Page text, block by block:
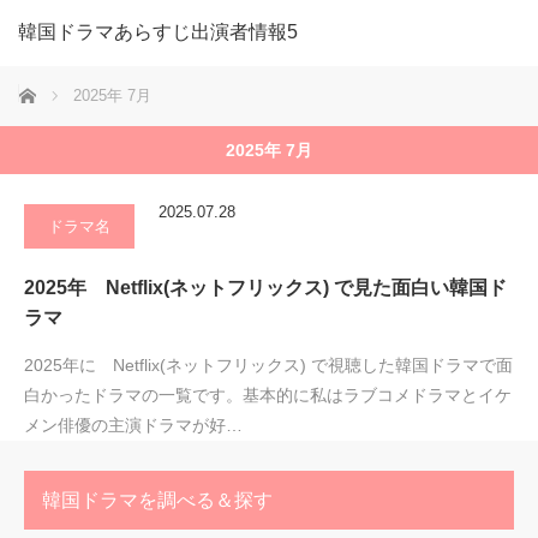
韓国ドラマあらすじ出演者情報5
ホーム 2025年 7月
2025年 7月
ドラマ名
2025.07.28
2025年 Netflix(ネットフリックス) で見た面白い韓国ド
ラマ
2025年に Netflix(ネットフリックス) で視聴した韓国ドラマで面
白かったドラマの一覧です。基本的に私はラブコメドラマとイケ
メン俳優の主演ドラマが好…
韓国ドラマを調べる＆探す